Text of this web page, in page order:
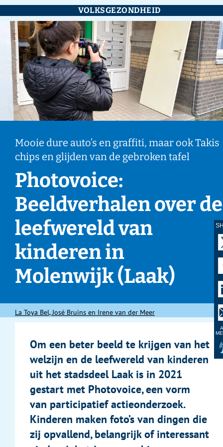
VOLKSGEZONDHEID
Mooie dure auto’s en graffiti, maar ook Takis
chips en glijden van de gebroken tafel
Photovoice:
Beeldverhalen over de
leefwereld van
kinderen in
Molenwijk (Laak)
La Toya Bel, José Bruins en Irene van der Meer
Om een beter beeld te krijgen van het
welzijn en de leefwereld van kinderen
uit het stadsdeel Laak is in 2021
gestart met Photovoice, een vorm
van participatief actieonderzoek.
Kinderen maken foto’s van dingen die
zij opvallend, belangrijk of interessant